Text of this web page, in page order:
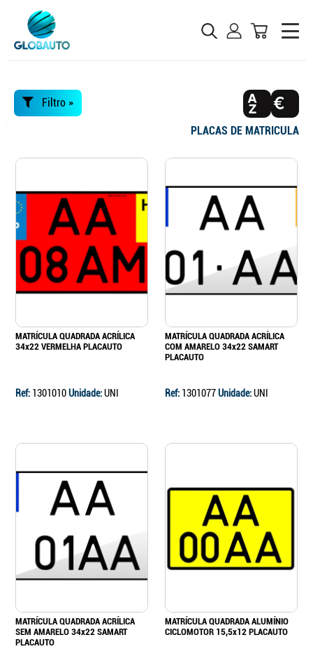
Filtro »
PLACAS DE MATRICULA
MATRÍCULA QUADRADA ACRÍLICA
34x22 VERMELHA PLACAUTO
Ref: 1301010Unidade:UNI
MATRÍCULA QUADRADA ACRÍLICA
COM AMARELO 34x22 SAMART
PLACAUTO
Ref: 1301077Unidade:UNI
MATRÍCULA QUADRADA ACRÍLICA
SEM AMARELO 34x22 SAMART
PLACAUTO
MATRÍCULA QUADRADA ALUMÍNIO
CICLOMOTOR 15,5x12 PLACAUTO